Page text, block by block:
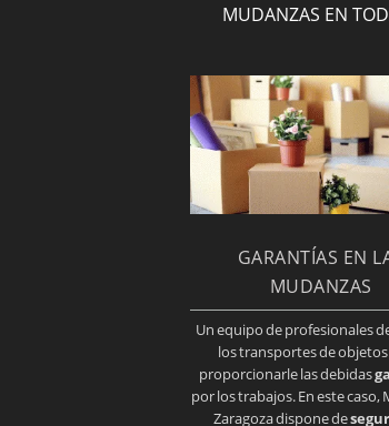
MUDANZAS EN
GARANTÍAS EN
MUDANZAS
Un equipo de profesionales
los transportes de
proporcionarle las debidas
por los trabajos. En este caso,
Zaragoza dispone de